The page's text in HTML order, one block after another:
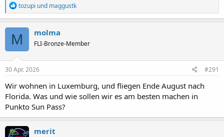
R
e
a
k
t
i
o
n
e
:
tozupi und maggustk
M molma
FLI-Bronze-Member
30 Apr. 2026 #291
Wir wohnen in Luxemburg, und fliegen Ende August nach
Florida. Was und wie sollen wir es am besten machen in
Punkto Sun Pass?
merit